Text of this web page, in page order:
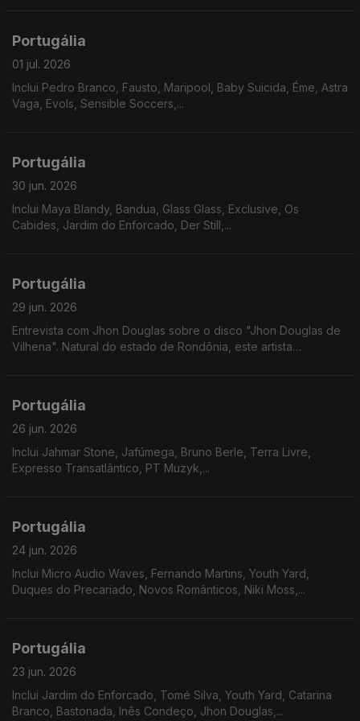
Portugália
01 jul. 2026
Inclui Pedro Branco, Fausto, Maripool, Baby Suicida, Éme, Astra
Vaga, Evols, Sensible Soccers,...
Portugália
30 jun. 2026
Inclui Maya Blandy, Bandua, Glass Glass, Exclusive, Os
Cabides, Jardim do Enforcado, Der Still,...
Portugália
29 jun. 2026
Entrevista com Jhon Douglas sobre o disco "Jhon Douglas de
Vilhena". Natural do estado de Rondônia, este artista
Portugália
26 jun. 2026
Inclui Jahmar Stone, Jafúmega, Bruno Berle, Terra Livre,
Expresso Transatlântico, PT Muzyk,...
Portugália
24 jun. 2026
Inclui Micro Audio Waves, Fernando Martins, Youth Yard,
Duques do Precariado, Novos Românticos, Niki Moss,...
Portugália
23 jun. 2026
Inclui Jardim do Enforcado, Tomé Silva, Youth Yard, Catarina
Branco, Bastonada, Inês Condeço, Jhon Douglas,...